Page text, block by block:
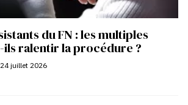
du FN : les multiples
ralentir la procédure ?
24 juillet 2026